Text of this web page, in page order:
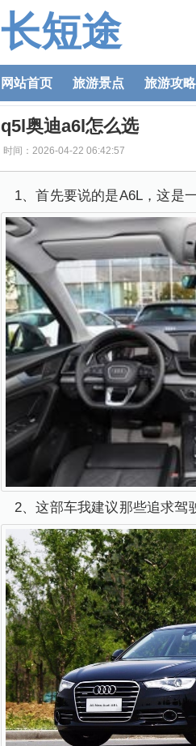
长短途
网站首页 旅游景点 旅游攻略
q5l奥迪a6l怎么选
时间：2026-04-22 06:42:57
1、首先要说的是A6L，这是
2、这部车我建议那些追求驾